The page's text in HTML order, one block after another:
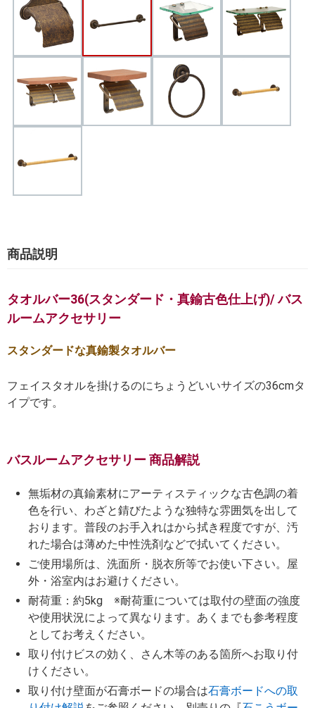
商品説明
タオルバー36(スタンダード・真鍮古色仕上げ)/ バス
ルームアクセサリー
スタンダードな真鍮製タオルバー
フェイスタオルを掛けるのにちょうどいいサイズの36cmタ
イプです。
バスルームアクセサリー 商品解説
無垢材の真鍮素材にアーティスティックな古色調の着
色を行い、わざと錆びたような独特な雰囲気を出して
おります。普段のお手入れはから拭き程度ですが、汚
れた場合は薄めた中性洗剤などで拭いてください。
ご使用場所は、洗面所・脱衣所等でお使い下さい。屋
外・浴室内はお避けください。
耐荷重：約5kg ※耐荷重については取付の壁面の強度
や使用状況によって異なります。あくまでも参考程度
としてお考えください。
取り付けビスの効く、さん木等のある箇所へお取り付
けください。
取り付け壁面が石膏ボードの場合は石膏ボードへの取